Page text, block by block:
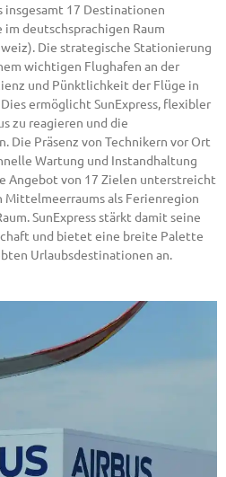
insgesamt 17 Destinationen
deutschsprachigen Raum
Die strategische Stationierung
wichtigen Flughafen an der
und Pünktlichkeit der Flüge in
ermöglicht SunExpress, flexibler
zu reagieren und die
Die Präsenz von Technikern vor Ort
Wartung und Instandhaltung
Angebot von 17 Zielen unterstreicht
als Ferienregion
SunExpress stärkt damit seine
und bietet eine breite Palette
Urlaubsdestinationen an.